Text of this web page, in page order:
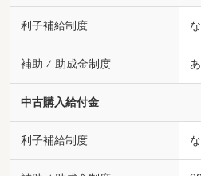
利子補給制度
補助 ⁄ 助成金制度
中古購入給付金
利子補給制度